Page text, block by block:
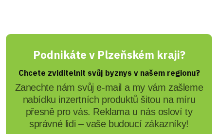
Podnikáte v Plzeňském kraji?
Chcete zviditelnit svůj byznys v našem regionu?
Zanechte nám svůj e-mail a my vám zašleme
nabídku inzertních produktů šitou na míru
přesně pro vás. Reklama u nás osloví ty
správné lidi – vaše budoucí zákazníky!